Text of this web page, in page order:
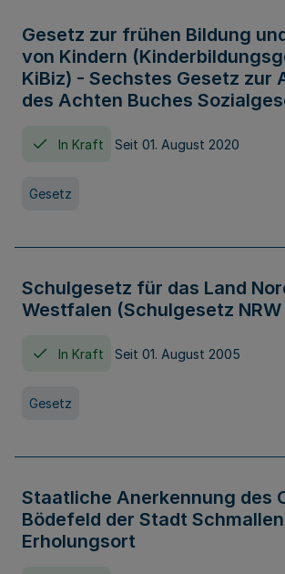
Gesetz zur frühen Bildung
von Kindern
KiBiz) - Sechstes Gesetz zur
des Achten Buches
In Kraft Seit 01. August 2020
Gesetz
Schulgesetz für das Land
Westfalen (Schulgesetz NRW
In Kraft Seit 01. August 2005
Gesetz
Staatliche Anerkennung des
Bödefeld der Stadt
Erholungsort